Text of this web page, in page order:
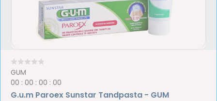
GUM
00 :00 :00 :00
G.u.m Paroex Sunstar Tandpasta - GUM